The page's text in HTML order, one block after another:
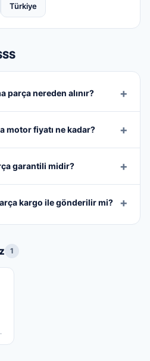
Türkiye
parça nereden alınır?
motor fiyatı ne kadar?
garantili midir?
kargo ile gönderilir mi?
1